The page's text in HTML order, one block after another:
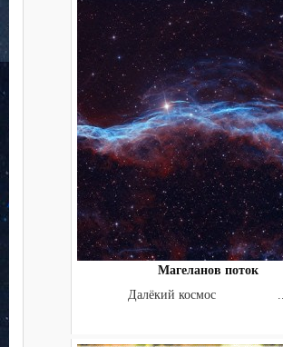
Магеланов поток
Далёкий космос ...